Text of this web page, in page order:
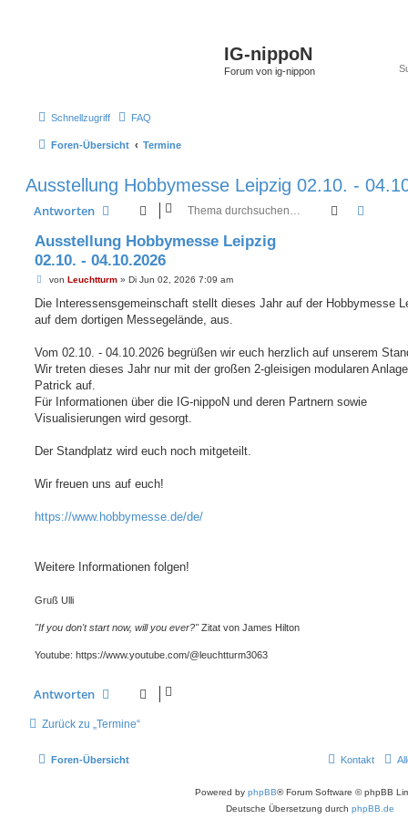
IG-nippoN
Forum von ig-nippon
Schnellzugriff FAQ
Foren-Übersicht Termine
Ausstellung Hobbymesse Leipzig 02.10. -
Antworten Suche
Ausstellung Hobbymesse Leipzig
02.10. - 04.10.2026
B
i
r
von Leuchtturm» Di Jun 02, 2026 7:09 am
Die Interessensgemeinschaft stellt dieses Jahr auf der Hobbymesse
auf dem dortigen Messegelände, aus.
Vom 02.10. - 04.10.2026 begrüßen wir euch herzlich auf unserem
Wir treten dieses Jahr nur mit der großen 2-gleisigen modularen
Patrick auf.
Für Informationen über die IG-nippoN und deren Partnern sowie
Visualisierungen wird gesorgt.
Der Standplatz wird euch noch mitgeteilt.
Wir freuen uns auf euch!
https://www.hobbymesse.de/de/
Weitere Informationen folgen!
Gruß Ulli
"If you don't start now, will you ever?"Zitat von James Hilton
Youtube: https://www.youtube.com/@leuchtturm3063
Antworten
Zurück zu „Termine“
Foren-Übersicht Kontakt
Powered by phpBB® Forum Software © phpBB
Deutsche Übersetzung durch phpBB.de